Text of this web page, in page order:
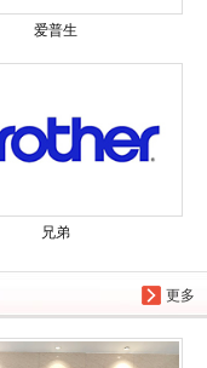
爱普生
兄弟
更多